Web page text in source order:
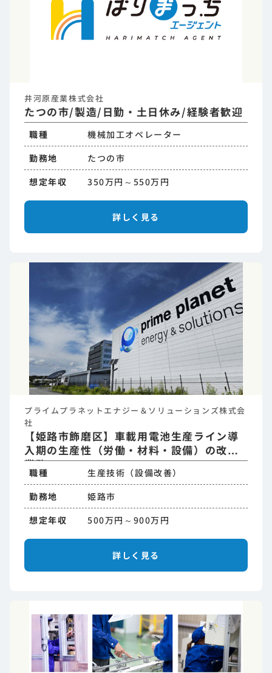
井河原産業株式会社
たつの市/製造/日勤・土日休み/経験者歓迎
職種
機械加工オペレーター
勤務地
たつの市
想定年収
350万円～550万円
詳しく見る
プライムプラネットエナジー＆ソリューションズ株式会
社
【姫路市飾磨区】車載用電池生産ライン導
入期の生産性（労働・材料・設備）の改善
業務
職種
生産技術（設備改善）
勤務地
姫路市
想定年収
500万円～900万円
詳しく見る